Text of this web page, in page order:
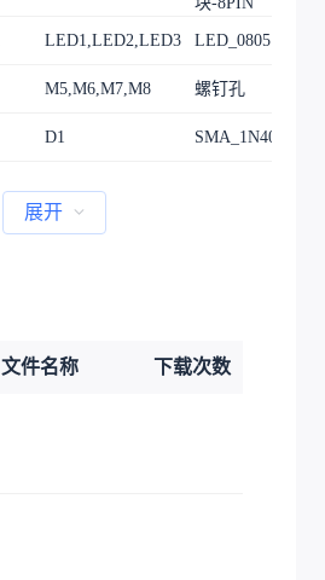
LED1,LED2,LED3 LED_0805
M5,M6,M7,M8 螺钉孔
D1 SMA_1N4007
展开
文件名称 下载次数